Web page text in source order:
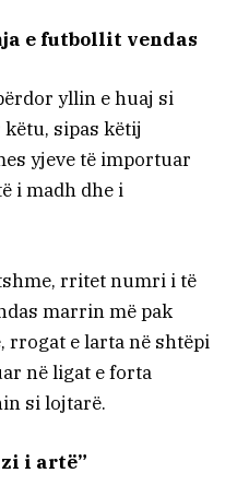
e futbollit vendas
yllin e huaj si
këtu, sipas këtij
yjeve të importuar
i madh dhe i
rritet numri i të
marrin më pak
rrogat e larta në shtëpi
në ligat e forta
si lojtarë.
i artë”